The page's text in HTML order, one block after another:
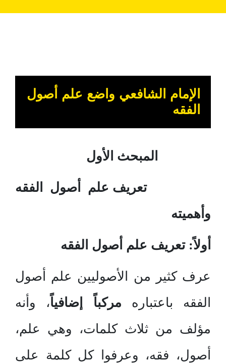
الإمام الشافعي واضع علم أصول
الفقه
المبحث الأول
تعريف علم أصول الفقه
وأهميته
أولاً: تعريف علم أصول الفقه
عرف كثير من الأصوليين علم أصول
الفقه باعتباره مركباً إضافياً، وأنه
مؤلف من ثلاث كلمات، وهي علم،
أصول، فقه، وعرفوا كل كلمة على